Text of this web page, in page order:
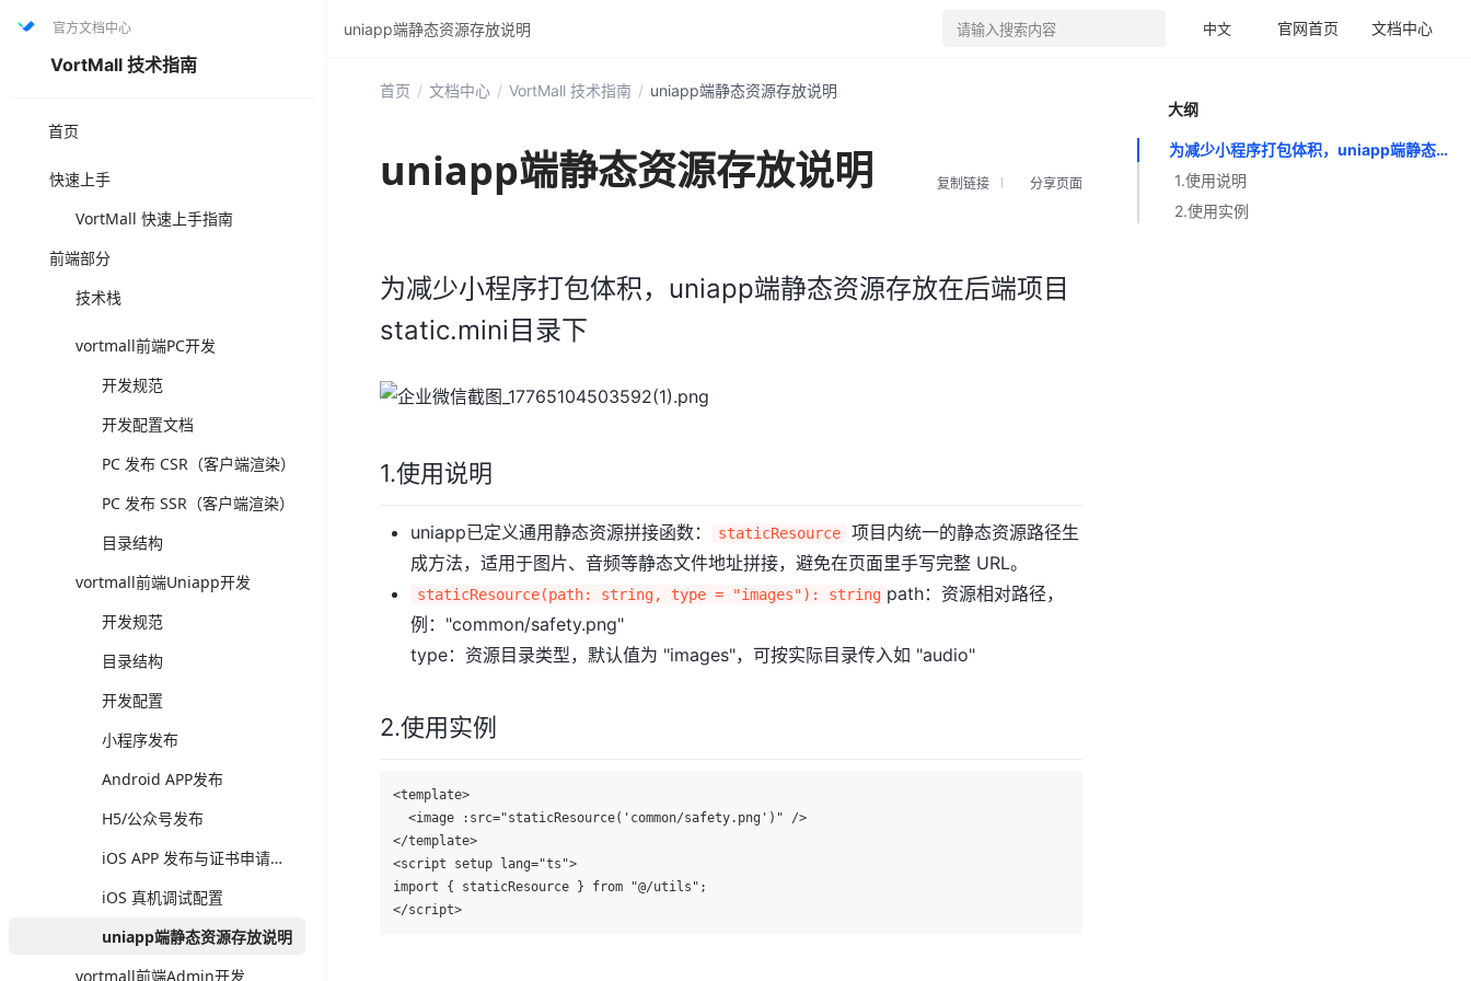
官方文档中心
VortMall 技术指南
首页
快速上手
VortMall 快速上手指南
前端部分
技术栈
vortmall前端PC开发
开发规范
开发配置文档
PC 发布 CSR（客户端渲染）
PC 发布 SSR（客户端渲染）
目录结构
vortmall前端Uniapp开发
开发规范
目录结构
开发配置
小程序发布
Android APP发布
H5/公众号发布
iOS APP 发布与证书申请指南
iOS 真机调试配置
uniapp端静态资源存放说明
vortmall前端Admin开发
首页 / 文档中心 / VortMall 技术指南 / uniapp端静态资源存放说明
uniapp端静态资源存放说明 复制链接 分享页面
为减少小程序打包体积，uniapp端静态资源存放在后端项目
static.mini目录下
1.使用说明
uniapp已定义通用静态资源拼接函数： staticResource
项目内统一的静态资源路径生
成方法，适用于图片、音频等静态文件地址拼接，避免在页面里手写完整 URL。
staticResource(path: string, type = "images"): string path：资源相对路径，
例："common/safety.png"
type：资源目录类型，默认值为 "images"，可按实际目录传入如 "audio"
2.使用实例
<template>
  <image :src="staticResource('common/safety.png')" />
</template>
<script setup lang="ts">
import { staticResource } from "@/utils";
uniapp端静态资源存放说明 请输入搜索内容 中文 官网首页 文档中心
大纲
为减少小程序打包体积，uniapp端静态资源存放在后端项目static.mini目录下
1.使用说明
2.使用实例